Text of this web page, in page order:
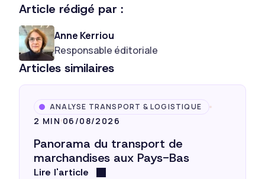
Article rédigé par :
Anne Kerriou
Responsable éditoriale
Articles similaires
ANALYSE TRANSPORT & LOGISTIQUE
2 MIN 06/08/2026
Panorama du transport de
marchandises aux Pays-Bas
Lire l'article